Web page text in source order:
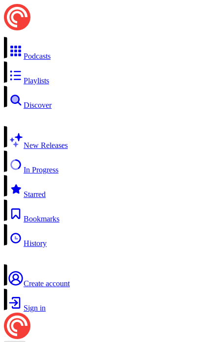
Podcasts
Playlists
Discover
New Releases
In Progress
Starred
Bookmarks
History
Create account
Sign in